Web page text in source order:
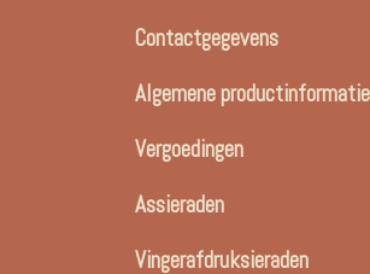
Contactgegevens
Algemene productinformatie
Vergoedingen
Assieraden
Vingerafdruksieraden